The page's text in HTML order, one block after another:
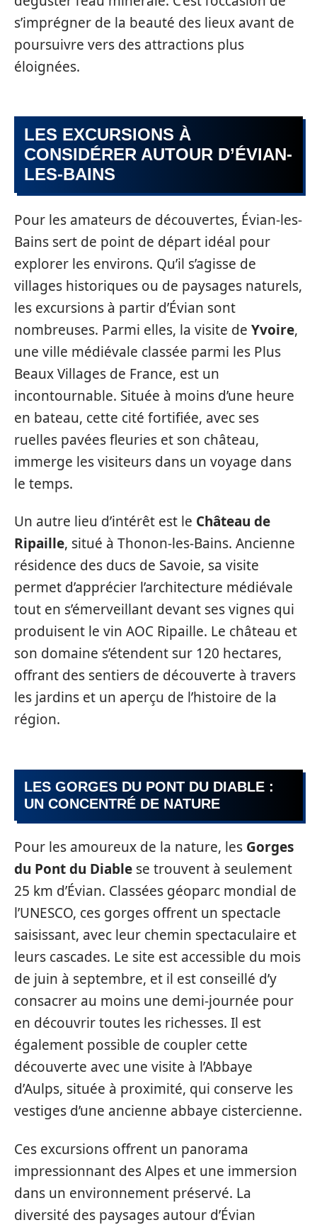
s’imprégner de la beauté des lieux avant de
poursuivre vers des attractions plus
éloignées.
LES EXCURSIONS À
CONSIDÉRER AUTOUR D’ÉVIAN-
LES-BAINS
Pour les amateurs de découvertes, Évian-les-
Bains sert de point de départ idéal pour
explorer les environs. Qu’il s’agisse de
villages historiques ou de paysages naturels,
les excursions à partir d’Évian sont
nombreuses. Parmi elles, la visite de Yvoire,
une ville médiévale classée parmi les Plus
Beaux Villages de France, est un
incontournable. Située à moins d’une heure
en bateau, cette cité fortifiée, avec ses
ruelles pavées fleuries et son château,
immerge les visiteurs dans un voyage dans
le temps.
Un autre lieu d’intérêt est le Château de
Ripaille, situé à Thonon-les-Bains. Ancienne
résidence des ducs de Savoie, sa visite
permet d’apprécier l’architecture médiévale
tout en s’émerveillant devant ses vignes qui
produisent le vin AOC Ripaille. Le château et
son domaine s’étendent sur 120 hectares,
offrant des sentiers de découverte à travers
les jardins et un aperçu de l’histoire de la
région.
LES GORGES DU PONT DU DIABLE :
UN CONCENTRÉ DE NATURE
Pour les amoureux de la nature, les Gorges
du Pont du Diable se trouvent à seulement
25 km d’Évian. Classées géoparc mondial de
l’UNESCO, ces gorges offrent un spectacle
saisissant, avec leur chemin spectaculaire et
leurs cascades. Le site est accessible du mois
de juin à septembre, et il est conseillé d’y
consacrer au moins une demi-journée pour
en découvrir toutes les richesses. Il est
également possible de coupler cette
découverte avec une visite à l’Abbaye
d’Aulps, située à proximité, qui conserve les
vestiges d’une ancienne abbaye cistercienne.
Ces excursions offrent un panorama
impressionnant des Alpes et une immersion
dans un environnement préservé. La
diversité des paysages autour d’Évian